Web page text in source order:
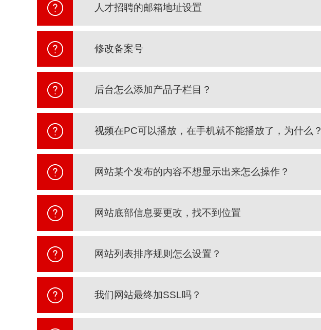
人才招聘的邮箱地址设置
修改备案号
后台怎么添加产品子栏目？
视频在PC可以播放，在手机就不能播放了，为什么？
网站某个发布的内容不想显示出来怎么操作？
网站底部信息要更改，找不到位置
网站列表排序规则怎么设置？
我们网站最终加SSL吗？